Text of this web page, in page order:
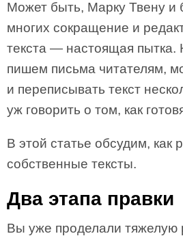
Может быть, Марку Твену и
многих сокращение и
текста — настоящая
пишем письма читателям,
и переписывать текст
уж говорить о том, как
В этой статье обсудим, как
собственные тексты.
Два этапа правки
Вы уже проделали тяжелую